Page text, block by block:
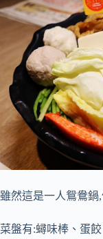
雖然這是一人鴛鴦鍋
菜盤有:蟳味棒、蛋